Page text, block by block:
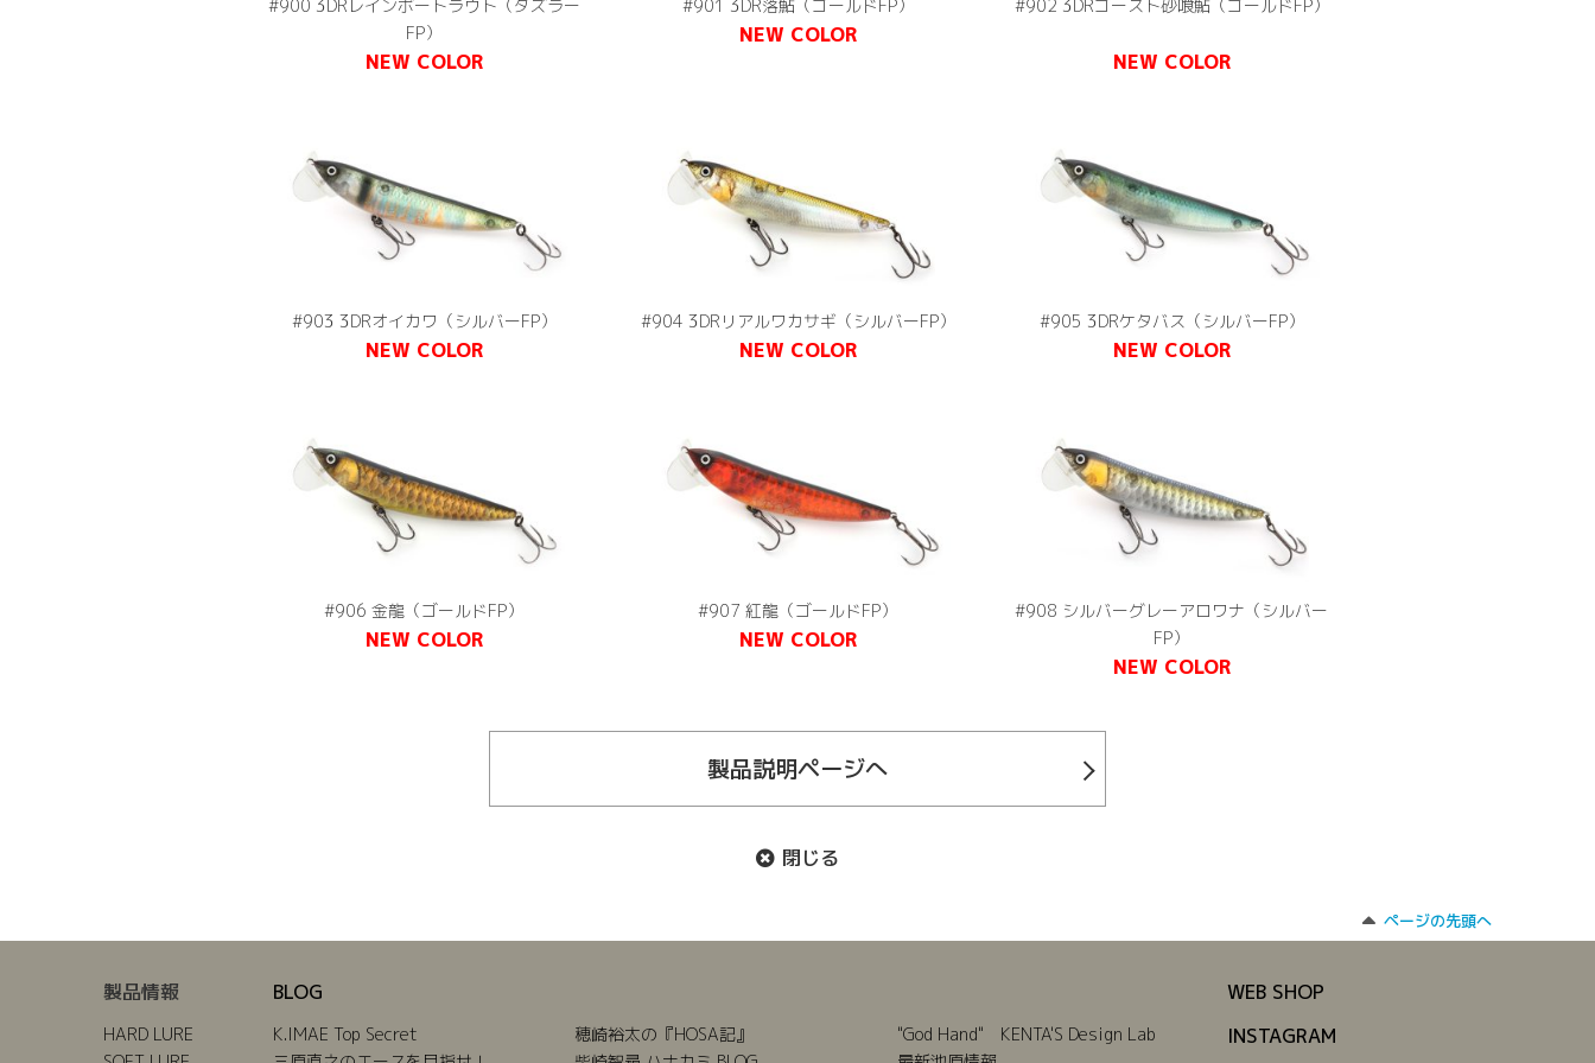
#900 3DRレインボートラウト（ダズラー
FP）
NEW COLOR
#901 3DR落鮎（ゴールドFP）
NEW COLOR
#902 3DRゴースト砂喰鮎（ゴールドFP）
NEW COLOR
#903 3DRオイカワ（シルバーFP）
NEW COLOR
#904 3DRリアルワカサギ（シルバーFP）
NEW COLOR
#905 3DRケタバス（シルバーFP）
NEW COLOR
#906 金龍（ゴールドFP）
NEW COLOR
#907 紅龍（ゴールドFP）
NEW COLOR
#908 シルバーグレーアロワナ（シルバー
FP）
NEW COLOR
製品説明ページへ
閉じる
ページの先頭へ
製品情報
HARD LURE
BLOG
K.IMAE Top Secret
穂崎裕太の『HOSA記』
"God Hand" KENTA'S Design Lab
WEB SHOP
INSTAGRAM